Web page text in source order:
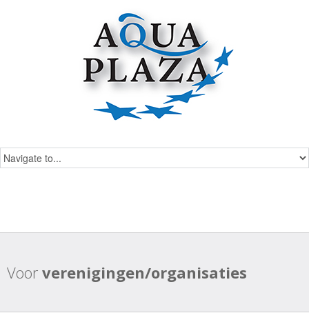
Voor verenigingen/organisaties